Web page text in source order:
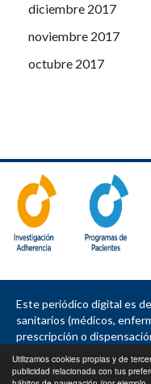
Utilizamos cookies propias y de
publicidad relacionada con tus
diciembre 2017
noviembre 2017
octubre 2017
Este periódico digital es
sanitarios (médicos,
prescripción o
pacientes, sociedades e